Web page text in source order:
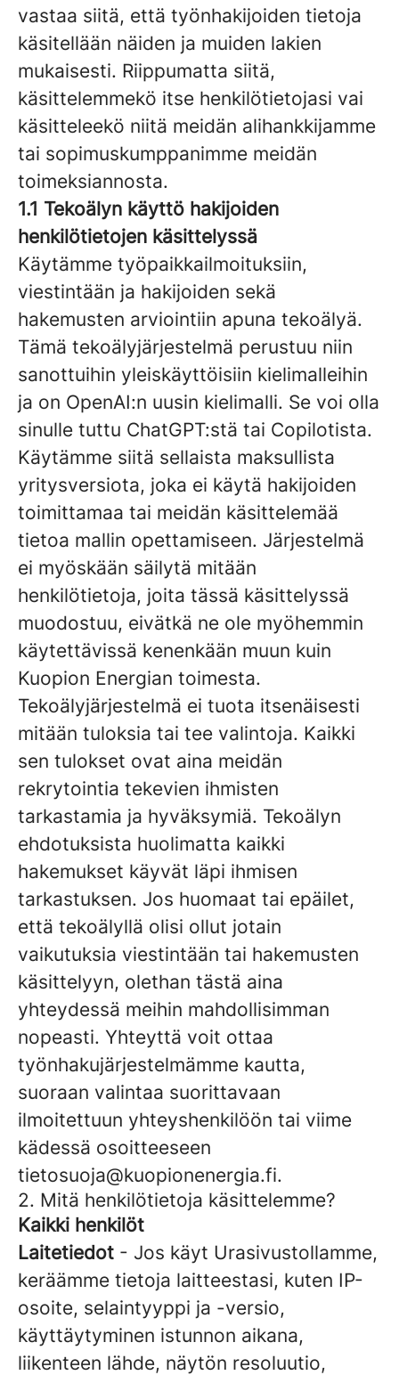
vastaa siitä, että työnhakijoiden tietoja
käsitellään näiden ja muiden lakien
mukaisesti. Riippumatta siitä,
käsittelemmekö itse henkilötietojasi vai
käsitteleekö niitä meidän alihankkijamme
tai sopimuskumppanimme meidän
toimeksiannosta.
1.1 Tekoälyn käyttö hakijoiden
henkilötietojen käsittelyssä
Käytämme työpaikkailmoituksiin,
viestintään ja hakijoiden sekä
hakemusten arviointiin apuna tekoälyä.
Tämä tekoälyjärjestelmä perustuu niin
sanottuihin yleiskäyttöisiin kielimalleihin
ja on OpenAI:n uusin kielimalli. Se voi olla
sinulle tuttu ChatGPT:stä tai Copilotista.
Käytämme siitä sellaista maksullista
yritysversiota, joka ei käytä hakijoiden
toimittamaa tai meidän käsittelemää
tietoa mallin opettamiseen. Järjestelmä
ei myöskään säilytä mitään
henkilötietoja, joita tässä käsittelyssä
muodostuu, eivätkä ne ole myöhemmin
käytettävissä kenenkään muun kuin
Kuopion Energian toimesta.
Tekoälyjärjestelmä ei tuota itsenäisesti
mitään tuloksia tai tee valintoja. Kaikki
sen tulokset ovat aina meidän
rekrytointia tekevien ihmisten
tarkastamia ja hyväksymiä. Tekoälyn
ehdotuksista huolimatta kaikki
hakemukset käyvät läpi ihmisen
tarkastuksen. Jos huomaat tai epäilet,
että tekoälyllä olisi ollut jotain
vaikutuksia viestintään tai hakemusten
käsittelyyn, olethan tästä aina
yhteydessä meihin mahdollisimman
nopeasti. Yhteyttä voit ottaa
työnhakujärjestelmämme kautta,
suoraan valintaa suorittavaan
ilmoitettuun yhteyshenkilöön tai viime
kädessä osoitteeseen
tietosuoja@kuopionenergia.fi.
2. Mitä henkilötietoja käsittelemme?
Kaikki henkilöt
Laitetiedot - Jos käyt Urasivustollamme,
keräämme tietoja laitteestasi, kuten IP-
osoite, selaintyyppi ja -versio,
käyttäytyminen istunnon aikana,
liikenteen lähde, näytön resoluutio,